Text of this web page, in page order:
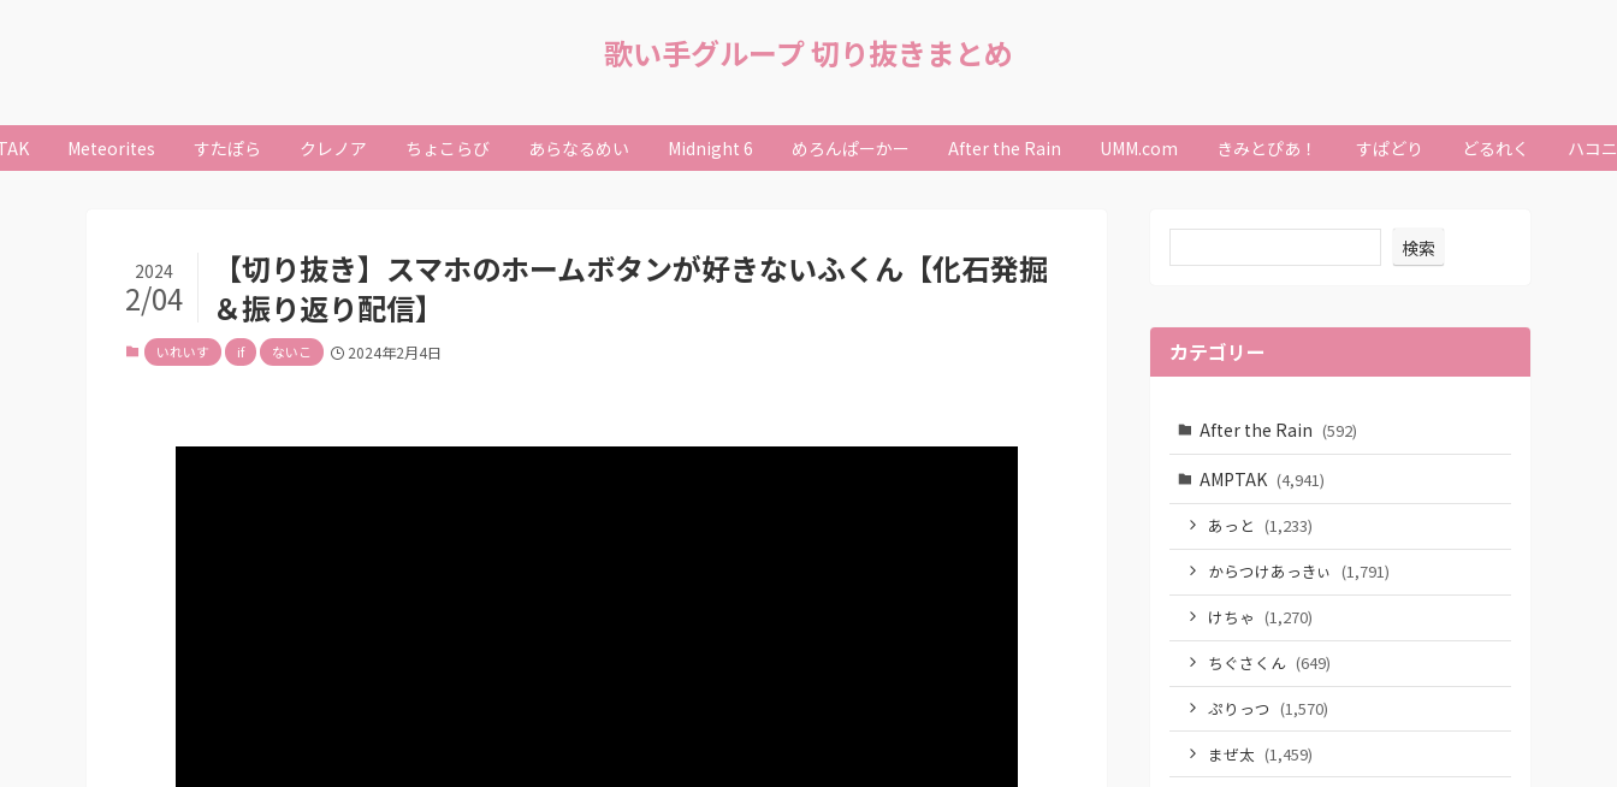
歌い手グループ 切り抜きまとめ
Meteorites すたぽら クレノア ちょこらび あらなるめい Midnight 6 めろんぱーかー After the Rain UMM.com きみとぴあ！ すぱどり どるれく ハコ
【切り抜き】スマホのホームボタンが好きないふくん【化石発掘
＆振り返り配信】
2024
2/04
いれいす if ないこ 2024年2月4日
検索
カテゴリー
After the Rain (592)
AMPTAK (4,941)
あっと (1,233)
からつけあっきぃ (1,791)
けちゃ (1,270)
ちぐさくん (649)
ぷりっつ (1,570)
まぜ太 (1,459)